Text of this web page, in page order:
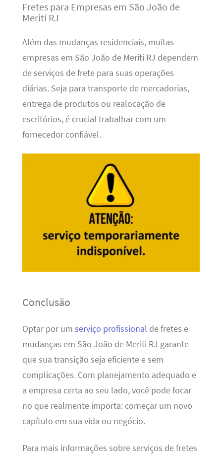
Fretes para Empresas em São João de
Meriti RJ
Além das mudanças residenciais, muitas
empresas em São João de Meriti RJ dependem
de serviços de frete para suas operações
diárias. Seja para transporte de mercadorias,
entrega de produtos ou realocação de
escritórios, é crucial trabalhar com um
fornecedor confiável.
Conclusão
Optar por um serviço profissional de fretes e
mudanças em São João de Meriti RJ garante
que sua transição seja eficiente e sem
complicações. Com planejamento adequado e
a empresa certa ao seu lado, você pode focar
no que realmente importa: começar um novo
capítulo em sua vida ou negócio.
Para mais informações sobre serviços de fretes